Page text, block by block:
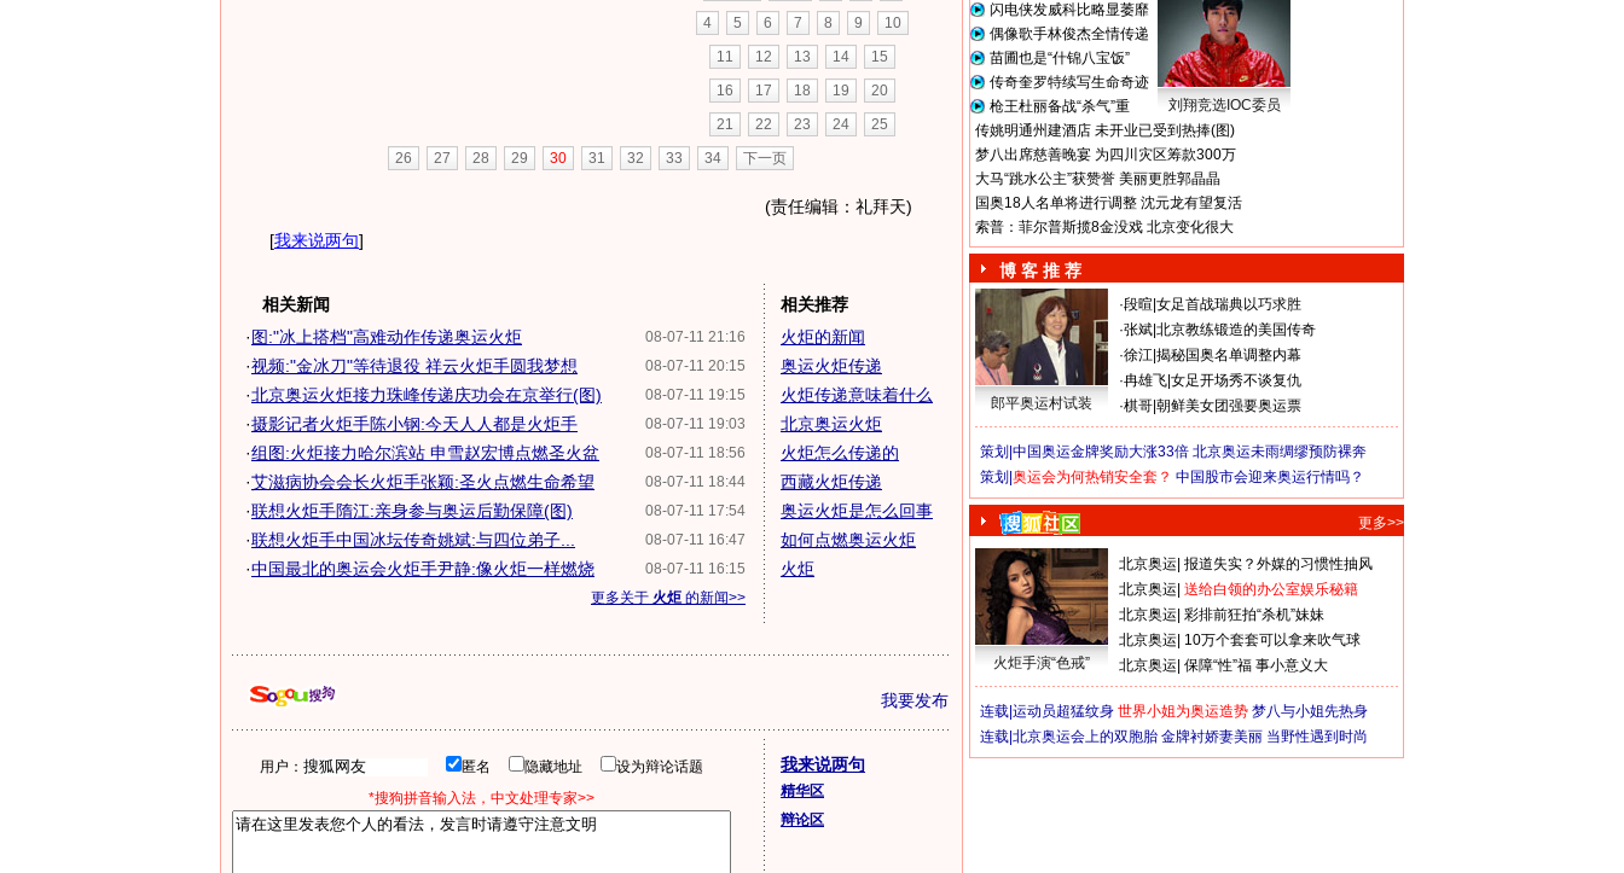
4
5 6 7 8 9
10
11
12 13 14
15
16
17 18 19
20
21
22 23 24
25
26
27 28 29 30 31 32 33 34 下一页
(责任编辑：礼拜天)
[我来说两句]
相关新闻
08-07-11 21:16
·图:"冰上搭档"高难动作传递奥运火炬
08-07-11 20:15
·视频:"金冰刀"等待退役 祥云火炬手圆我梦想
08-07-11 19:15
·北京奥运火炬接力珠峰传递庆功会在京举行(图)
08-07-11 19:03
·摄影记者火炬手陈小钢:今天人人都是火炬手
08-07-11 18:56
·组图:火炬接力哈尔滨站 申雪赵宏博点燃圣火盆
08-07-11 18:44
·艾滋病协会会长火炬手张颖:圣火点燃生命希望
08-07-11 17:54
·联想火炬手隋江:亲身参与奥运后勤保障(图)
08-07-11 16:47
·联想火炬手中国冰坛传奇姚斌:与四位弟子...
08-07-11 16:15
·中国最北的奥运会火炬手尹静:像火炬一样燃烧
更多关于 火炬 的新闻>>
相关推荐
火炬的新闻
奥运火炬传递
火炬传递意味着什么
北京奥运火炬
火炬怎么传递的
西藏火炬传递
奥运火炬是怎么回事
如何点燃奥运火炬
火炬
我要发布
用户： 匿名 隐藏地址
设为辩论话题
*搜狗拼音输入法，中文处理专家>>
我来说两句
精华区
辩论区
闪电侠发威科比略显萎靡
偶像歌手林俊杰全情传递
苗圃也是“什锦八宝饭”
传奇奎罗特续写生命奇迹
枪王杜丽备战“杀气”重
刘翔竞选IOC委员
传姚明通州建酒店 未开业已受到热捧(图)
梦八出席慈善晚宴 为四川灾区筹款300万
大马“跳水公主”获赞誉 美丽更胜郭晶晶
国奥18人名单将进行调整 沈元龙有望复活
索普：菲尔普斯揽8金没戏 北京变化很大
博 客 推 荐
郎平奥运村试装
·段暄 女足首战瑞典以巧求胜
·张斌 北京教练锻造的美国传奇
·徐江 揭秘国奥名单调整内幕
·冉雄飞 女足开场秀不谈复仇
·棋哥 朝鲜美女团强要奥运票
策划| 中国奥运金牌奖励大涨33倍 北京奥运未雨绸缪预防裸奔
策划| 奥运会为何热销安全套？ 中国股市会迎来奥运行情吗？
更多>>
火炬手演“色戒”
北京奥运 报道失实？外媒的习惯性抽风
北京奥运 送给白领的办公室娱乐秘籍
北京奥运 彩排前狂拍“杀机”妹妹
北京奥运 10万个套套可以拿来吹气球
北京奥运 保障“性”福 事小意义大
连载| 运动员超猛纹身 世界小姐为奥运造势 梦八与小姐先热身
连载| 北京奥运会上的双胞胎 金牌衬娇妻美丽 当野性遇到时尚